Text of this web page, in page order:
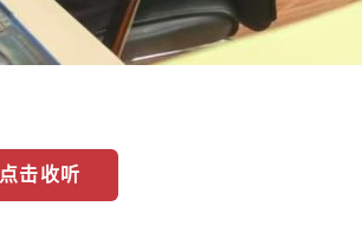
点击收听